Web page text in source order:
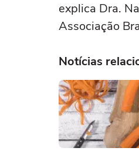
explica Dra.
Associação
Notícias